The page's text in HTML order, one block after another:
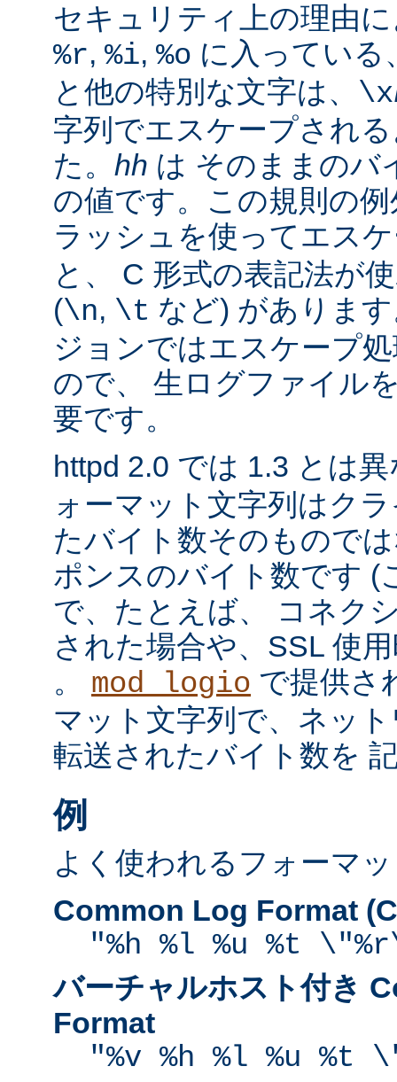
セキュリティ上の理由
%r, %i, %o に入っている
と他の特別な文字は、 \x
字列でエスケープされ
た。 hh は そのままのバ
の値です。この規則の
ラッシュを使ってエス
と、 C 形式の表記法が
(\n, \t など) がありま
ジョンではエスケープ
ので、 生ログファイル
要です。
httpd 2.0 では 1.3 とは
ォーマット文字列はク
たバイト数そのもので
ポンスのバイト数です (
で、たとえば、 コネク
された場合や、SSL 使
。 mod_logio で提供さ
マット文字列で、ネッ
転送されたバイト数を
例
よく使われるフォーマ
Common Log Format
"%h %l %u %t
バーチャルホスト付き
Format
"%v %h %l %u %t